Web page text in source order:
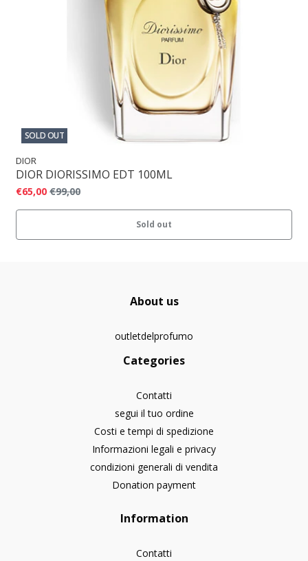
SOLD OUT
DIOR
DIOR DIORISSIMO EDT 100ML
€65,00 €99,00
Sold out
About us
outletdelprofumo
Categories
Contatti
segui il tuo ordine
Costi e tempi di spedizione
Informazioni legali e privacy
condizioni generali di vendita
Donation payment
Information
Contatti